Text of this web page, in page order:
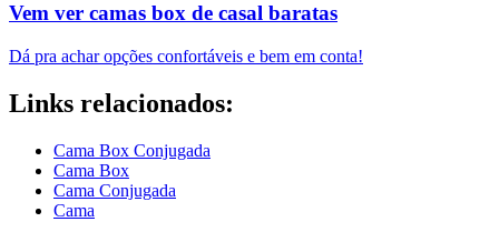
Vem ver camas box de casal baratas
Dá pra achar opções confortáveis e bem em conta!
Links relacionados:
Cama Box Conjugada
Cama Box
Cama Conjugada
Cama